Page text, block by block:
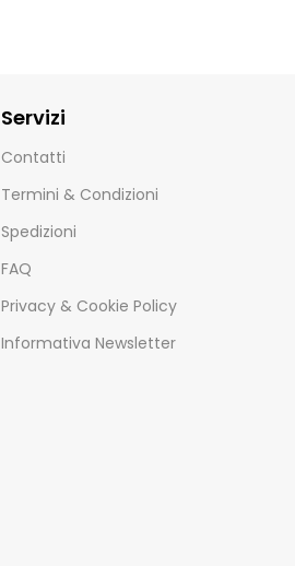
Servizi
Contatti
Termini & Condizioni
Spedizioni
FAQ
Privacy & Cookie Policy
Informativa Newsletter